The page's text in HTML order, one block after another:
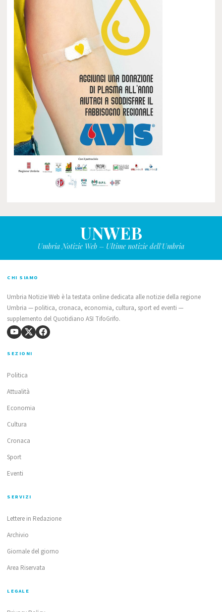
UNWEB
Umbria Notizie Web – Ultime notizie dell'Umbria
CHI SIAMO
Umbria Notizie Web è la testata online dedicata alle notizie della regione
Umbria — politica, cronaca, economia, cultura, sport ed eventi —
supplemento del Quotidiano ASI TifoGrifo.
SEZIONI
Politica
Attualità
Economia
Cultura
Cronaca
Sport
Eventi
SERVIZI
Lettere in Redazione
Archivio
Giornale del giorno
Area Riservata
LEGALE